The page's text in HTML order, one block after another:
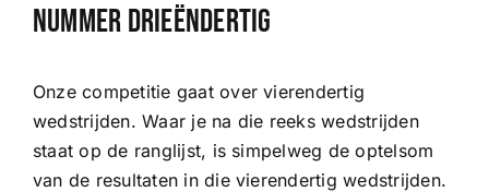
Nummer drieëndertig
Onze competitie gaat over vierendertig
wedstrijden. Waar je na die reeks wedstrijden
staat op de ranglijst, is simpelweg de optelsom
van de resultaten in die vierendertig wedstrijden.